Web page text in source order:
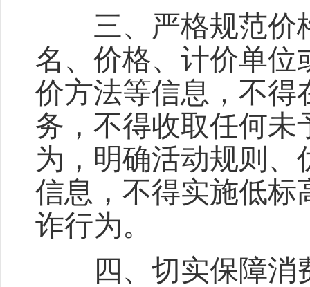
三、严格规范价
名、价格、计价单位
价方法等信息，不得
务，不得收取任何未
为，明确活动规则
信息，不得实施低标
诈行为。
四、切实保障消